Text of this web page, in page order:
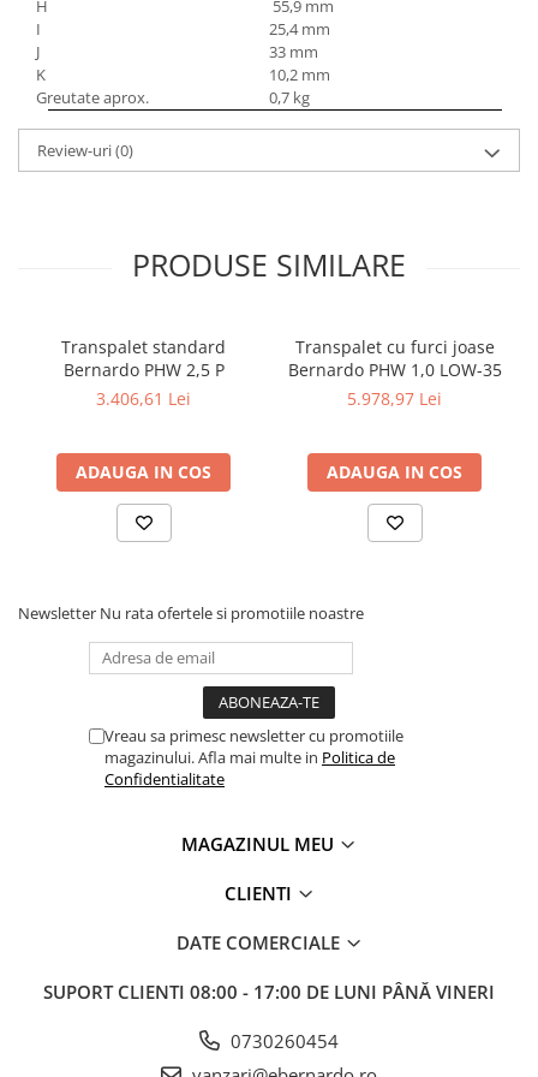
Masini electrice de filetat
Exhaustor pentru aschii metal
Masini de gaurit cu talpa
magnetica
Instalatii de spalare a pieselor
Lame de ferastrau cu varf din
carbura
Lame de ferăstrău cu acoperire
TiN
Panze de taiere cu banda verticala
Panze de taiere metal pentru
Standuri pentru ferăstraie cu
Standuri pentru mașini de găurit și
frezat
Standuri pentru mașini de șlefuit
Unelte striere
H
55,9 mm
I
25,4 mm
J
33 mm
K
10,2 mm
Greutate aprox.
0,7 kg
Review-uri(0)
PRODUSE SIMILARE
Transpalet standard
Bernardo PHW 2,5 P
3.406,61 Lei
ADAUGA IN COS
Transpalet cu furci joase
Bernardo PHW 1,0 LOW-35
5.978,97 Lei
ADAUGA IN COS
Newsletter Nu rata ofertele si promotiile noastre
Vreau sa primesc newsletter cu promotiile
magazinului. Afla mai multe in Politica de
Confidentialitate
MAGAZINUL MEU
CLIENTI
DATE COMERCIALE
SUPORT CLIENTI 08:00 - 17:00 DE LUNI PÂNĂ VINERI
0730260454